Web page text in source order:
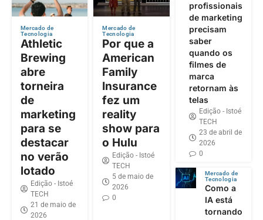
Mercado de
Tecnologia
Athletic
Brewing
abre
torneira
de
marketing
para se
destacar
no verão
lotado
Edição - Istoé
TECH
21 de maio de
2026
Mercado de
Tecnologia
Por que a
American
Family
Insurance
fez um
reality
show para
o Hulu
Edição - Istoé
TECH
5 de maio de
2026
0
profissionais
de marketing
precisam
saber
quando os
filmes de
marca
retornam às
telas
Edição - Istoé
TECH
23 de abril de
2026
0
Mercado de
Tecnologia
Como a
IA está
tornando